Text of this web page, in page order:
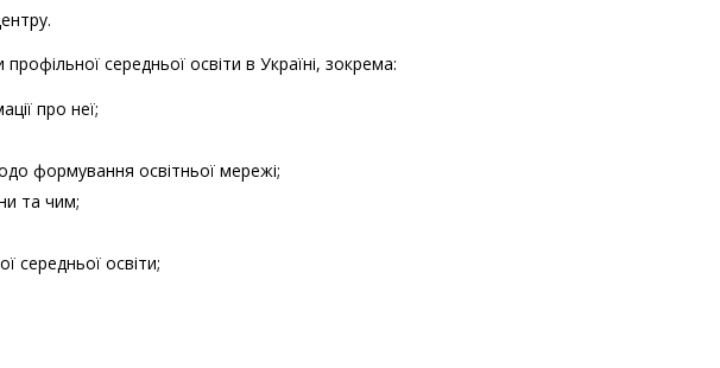
середньої освіти в Україні, зокрема:
про неї;
формування освітньої мережі;
та чим;
середньої освіти;